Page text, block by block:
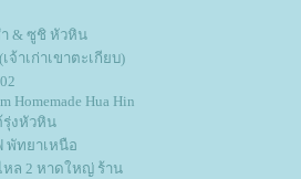
& ซูชิ หัวหิน
จ้าเก่าเขาตะเกียบ)
Homemade Hua Hin
งหัวหิน
พัทยาเหนือ
หล 2 หาดใหญ่ ร้าน